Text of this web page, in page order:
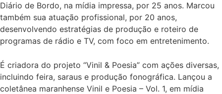
Diário de Bordo, na mídia impressa, por 25 anos. Marcou
também sua atuação profissional, por 20 anos,
desenvolvendo estratégias de produção e roteiro de
programas de rádio e TV, com foco em entretenimento.
É criadora do projeto “Vinil & Poesia” com ações diversas,
incluindo feira, saraus e produção fonográfica. Lançou a
coletânea maranhense Vinil e Poesia – Vol. 1, em mídia